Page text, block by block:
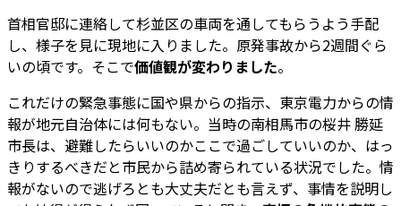
首相官邸に連絡して杉並区の車両を通してもらうよう手配
し、様子を見に現地に入りました。原発事故から2週間ぐら
いの頃です。そこで価値観が変わりました。
これだけの緊急事態に国や県からの指示、東京電力からの情
報が地元自治体には何もない。当時の南相馬市の桜井 勝延
市長は、避難したらいいのかここで過ごしていいのか、はっ
きりするべきだと市民から詰め寄られている状況でした。情
報がないので逃げろとも大丈夫だとも言えず、事情を説明し